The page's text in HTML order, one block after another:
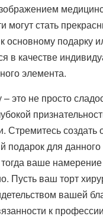
могут стать
основному подарку
в качестве
элемента.
это не просто
Стремитесь создать
подарок для
ваше намерение
Пусть ваш торт
вашей
к